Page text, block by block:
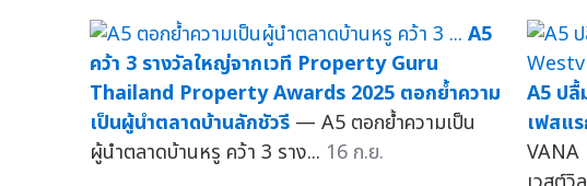
A5
คว้า 3 รางวัลใหญ่จากเวที Property Guru
Thailand Property Awards 2025 ตอกย้ำความ
เป็นผู้นำตลาดบ้านลักชัวรี — A5 ตอกย้ำความเป็น
ผู้นำตลาดบ้านหรู คว้า 3 ราง... 16 ก.ย.
A5 ปลื้
เฟสแ